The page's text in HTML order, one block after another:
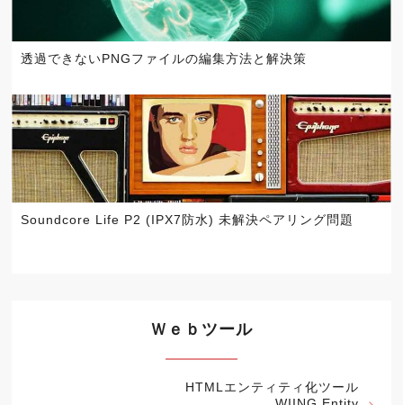
透過できないPNGファイルの編集方法と解決策
Soundcore Life P2 (IPX7防水) 未解決ペアリング問題
Ｗｅｂツール
HTMLエンティティ化ツール